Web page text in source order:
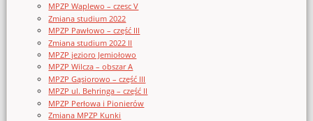
MPZP Waplewo – czesc V
Zmiana studium 2022
MPZP Pawłowo – część III
Zmiana studium 2022 II
MPZP jezioro Jemiołowo
MPZP Wilcza – obszar A
MPZP Gąsiorowo – część III
MPZP ul. Behringa – część II
MPZP Perłowa i Pionierów
Zmiana MPZP Kunki